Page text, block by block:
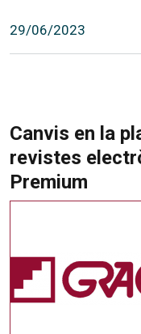
29/06/2023
Canvis en la
revistes
Premium